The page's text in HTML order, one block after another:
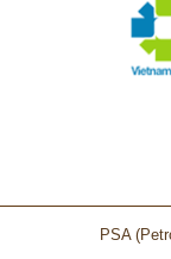
PSA